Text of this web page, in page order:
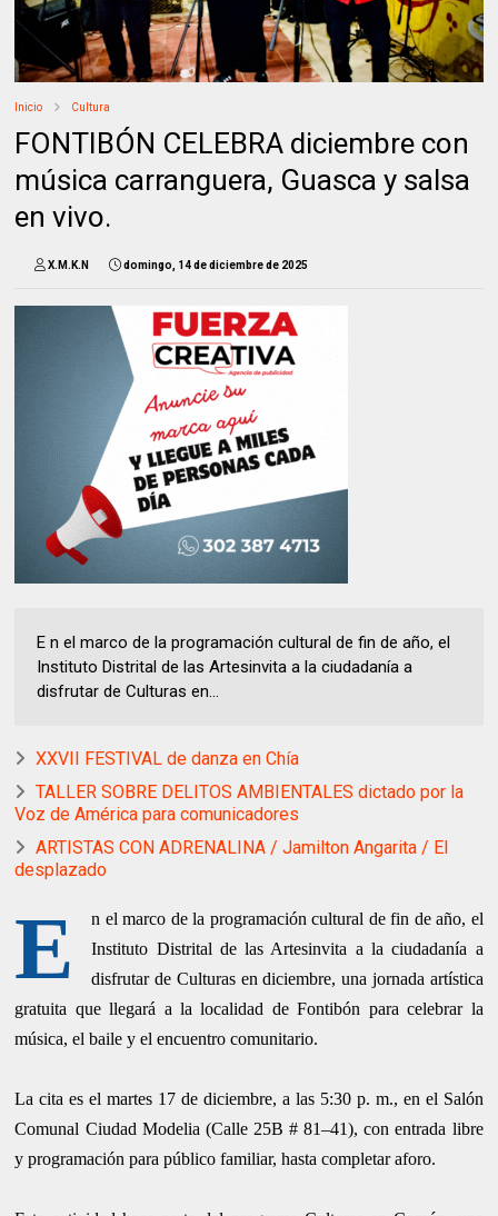
Inicio Cultura
FONTIBÓN CELEBRA diciembre con
música carranguera, Guasca y salsa
en vivo.
X.M.K.N domingo, 14 de diciembre de 2025
E n el marco de la programación cultural de fin de año, el
Instituto Distrital de las Artesinvita a la ciudadanía a
disfrutar de Culturas en...
XXVII FESTIVAL de danza en Chía
TALLER SOBRE DELITOS AMBIENTALES dictado por la
Voz de América para comunicadores
ARTISTAS CON ADRENALINA / Jamilton Angarita / El
desplazado
E
n el marco de la programación cultural de fin de año, el
Instituto Distrital de las Artesinvita a la ciudadanía a
disfrutar de Culturas en diciembre, una jornada artística
gratuita que llegará a la localidad de Fontibón para celebrar la
música, el baile y el encuentro comunitario.
La cita es el martes 17 de diciembre, a las 5:30 p. m., en el Salón
Comunal Ciudad Modelia (Calle 25B # 81–41), con entrada libre
y programación para público familiar, hasta completar aforo.